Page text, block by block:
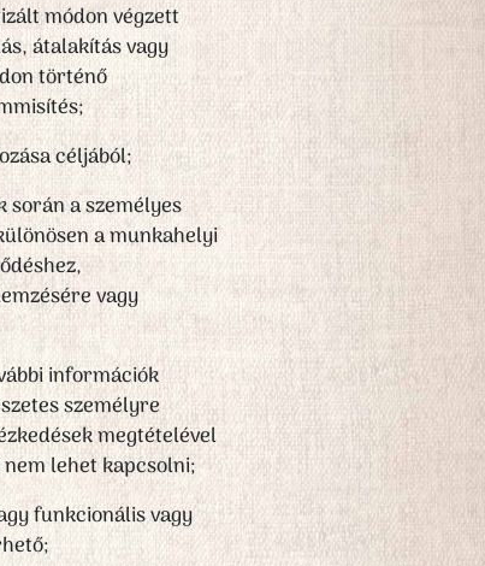
módon végzett
átalakítás vagy
történő
céljából;
a személyes
a munkahelyi
vagy
információk
személyre
megtételével
lehet kapcsolni;
funkcionális vagy